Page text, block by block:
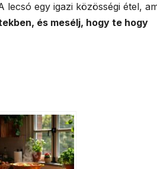
lecsó egy igazi közösségi étel,
és mesélj, hogy te hogy